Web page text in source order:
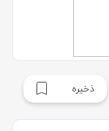
ذخیره